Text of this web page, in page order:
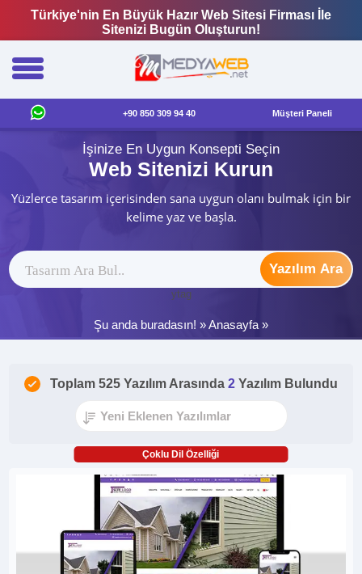
Türkiye'nin En Büyük Hazır Web Sitesi Firması İle
Sitenizi Bugün Oluşturun!
+90 850 309 94 40 Müşteri Paneli
İşinize En Uygun Konsepti Seçin
Web Sitenizi Kurun
Yüzlerce tasarım içerisinden sana uygun olanı bulmak için bir
kelime yaz ve başla.
Yazılım Ara
ytag
Şu anda buradasın! »Anasayfa »
Toplam 525 Yazılım Arasında 2 Yazılım Bulundu
Çoklu Dil Özelliği